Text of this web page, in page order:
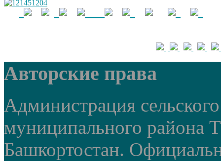
Авторские права
Администрация
муниципального района
Башкортостан.